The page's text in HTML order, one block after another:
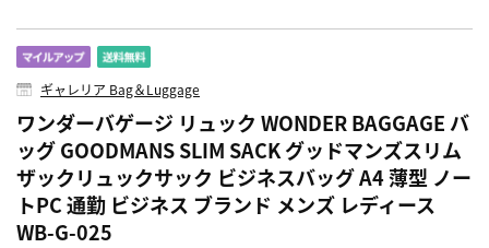
ギャレリア Bag＆Luggage
ワンダーバゲージ リュック WONDER BAGGAGE バ
ッグ GOODMANS SLIM SACK グッドマンズスリム
ザックリュックサック ビジネスバッグ A4 薄型 ノー
トPC 通勤 ビジネス ブランド メンズ レディース
WB-G-025